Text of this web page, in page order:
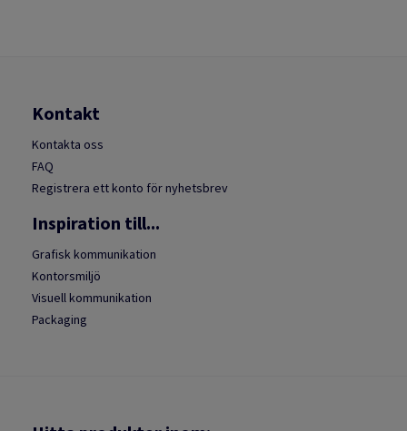
Kontakt
Kontakta oss
FAQ
Registrera ett konto för nyhetsbrev
Inspiration till...
Grafisk kommunikation
Kontorsmiljö
Visuell kommunikation
Packaging